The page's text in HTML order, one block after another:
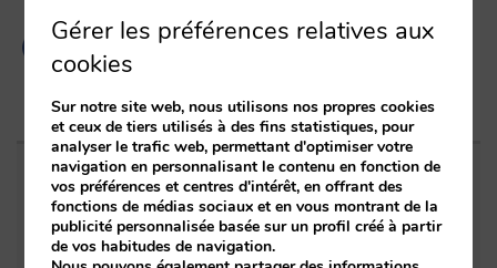
Entrées apparentées
Lobby : autonomie pour l’IA, tranquillité pour
Gérer les préférences relatives aux
cookies
Sur notre site web, nous utilisons nos propres cookies
et ceux de tiers utilisés à des fins statistiques, pour
analyser le trafic web, permettant d'optimiser votre
navigation en personnalisant le contenu en fonction de
vos préférences et centres d'intérêt, en offrant des
fonctions de médias sociaux et en vous montrant de la
publicité personnalisée basée sur un profil créé à partir
de vos habitudes de navigation.